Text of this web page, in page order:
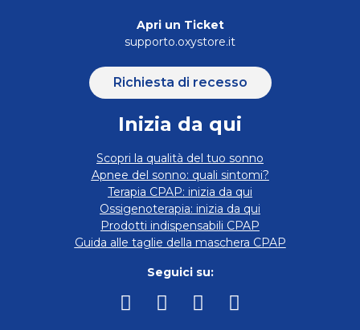
Apri un Ticket
supporto.oxystore.it
Richiesta di recesso
Inizia da qui
Scopri la qualità del tuo sonno
Apnee del sonno: quali sintomi?
Terapia CPAP: inizia da qui
Ossigenoterapia: inizia da qui
Prodotti indispensabili CPAP
Guida alle taglie della maschera CPAP
Seguici su: